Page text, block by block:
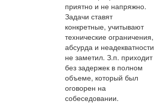
приятно и не напряжно.
Задачи ставят
конкретные, учитывают
технические ограничения,
абсурда и неадекватности
не заметил. З.п. приходит
без задержек в полном
объеме, который был
оговорен на
собеседовании.